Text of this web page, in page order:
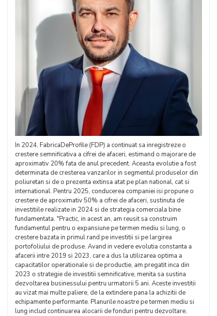
In 2024, FabricaDeProfile (FDP) a continuat sa inregistreze o
crestere semnificativa a cifrei de afaceri, estimand o majorare de
aproximativ 20% fata de anul precedent. Aceasta evolutie a fost
determinata de cresterea vanzarilor in segmentul produselor din
poliuretan si de o prezenta extinsa atat pe plan national, cat si
international. Pentru 2025, conducerea companiei isi propune o
crestere de aproximativ 50% a cifrei de afaceri, sustinuta de
investitiile realizate in 2024 si de strategia comerciala bine
fundamentata. "Practic, in acest an, am reusit sa construim
fundamentul pentru o expansiune pe termen mediu si lung, o
crestere bazata in primul rand pe investitii si pe largirea
portofoliului de produse. Avand in vedere evolutia constanta a
afacerii intre 2019 si 2023, care a dus la utilizarea optima a
capacitatilor operationale si de productie, am pregatit inca din
2023 o strategie de investitii semnificative, menita sa sustina
dezvoltarea businessului pentru urmatorii 5 ani. Aceste investitii
au vizat mai multe paliere, de la extindere pana la achizitii de
echipamente performante. Planurile noastre pe termen mediu si
lung includ continuarea alocarii de fonduri pentru dezvoltare,